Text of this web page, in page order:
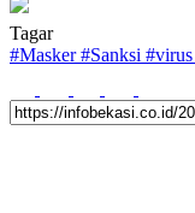
Tagar
#Masker#Sanksi #